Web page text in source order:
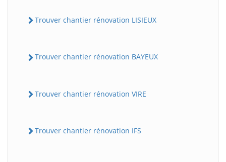
Trouver chantier rénovation LISIEUX
Trouver chantier rénovation BAYEUX
Trouver chantier rénovation VIRE
Trouver chantier rénovation IFS